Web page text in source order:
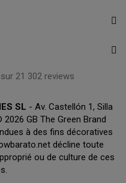
21 302 reviews
SL - Av. Castellón 1, Silla
GB The Green Brand
à des fins décoratives
décline toute
ou de culture de ces